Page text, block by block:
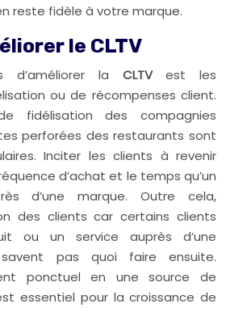
reste fidèle à votre marque.
le CLTV
d’améliorer la CLTVest les
ou de récompenses client.
fidélisation des compagnies
perforées des restaurants sont
Inciter les clients à revenir
d’achat et le temps qu’un
d’une marque. Outre cela,
des clients car certains clients
ou un service auprès d’une
pas quoi faire ensuite.
ponctuel en une source de
essentiel pour la croissance de